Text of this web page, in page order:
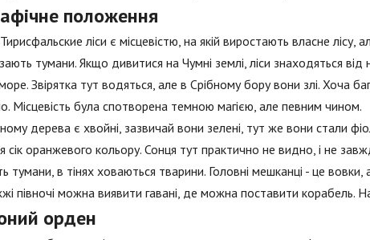
положення
ліси є місцевістю, на якій виростають власне лісу,
тумани. Якщо дивитися на Чумні землі, ліси знаходяться від
Звірятка тут водяться, але в Срібному бору вони злі. Хоча
Місцевість була спотворена темною магією, але певним чином.
дерева є хвойні, зазвичай вони зелені, тут же вони стали
сік оранжевого кольору. Сонця тут практично не видно, і не
тумани, в тінях ховаються тварини. Головні мешканці - це
півночі можна виявити гавані, де можна поставити корабель.
орден